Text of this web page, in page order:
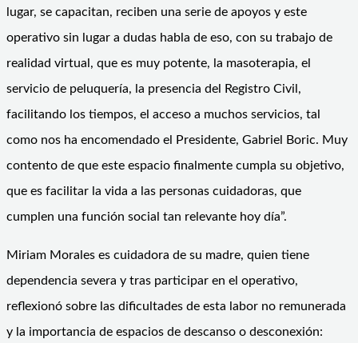
lugar, se capacitan, reciben una serie de apoyos y este
operativo sin lugar a dudas habla de eso, con su trabajo de
realidad virtual, que es muy potente, la masoterapia, el
servicio de peluquería, la presencia del Registro Civil,
facilitando los tiempos, el acceso a muchos servicios, tal
como nos ha encomendado el Presidente, Gabriel Boric. Muy
contento de que este espacio finalmente cumpla su objetivo,
que es facilitar la vida a las personas cuidadoras, que
cumplen una función social tan relevante hoy día”.
Miriam Morales es cuidadora de su madre, quien tiene
dependencia severa y tras participar en el operativo,
reflexionó sobre las dificultades de esta labor no remunerada
y la importancia de espacios de descanso o desconexión: